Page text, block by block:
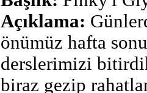
Açıklama:
önümüz hafta sonu
derslerimizi
biraz gezip